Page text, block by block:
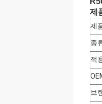
제
제
종
적
브